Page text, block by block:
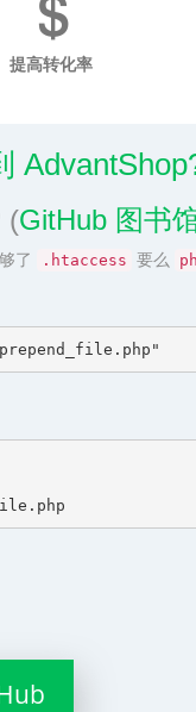
提高转化率
(GitHub 图书
了 .htaccess 要么